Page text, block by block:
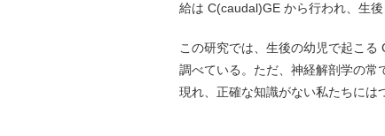
給は C(caudal)GE から行われ、生後
この研究では、生後の幼児で起こ
調べている。ただ、神経解剖学の常
現れ、正確な知識がない私たちには